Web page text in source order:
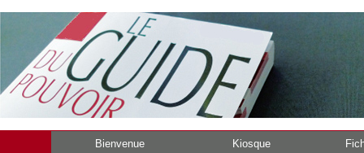
Bienvenue Kiosque